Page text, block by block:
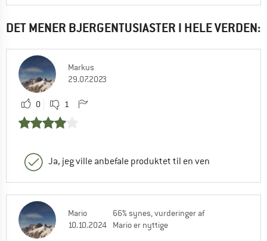
DET MENER BJERGENTUSIASTER I HELE VERDEN:
Markus
29.07.2023
0 1
Ja, jeg ville anbefale produktet til en ven
Mario
10.10.2024
66% synes, vurderinger af
Mario er nyttige